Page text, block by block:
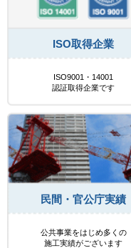
ISO取得企業
ISO9001・14001
認証取得企業です
民間・官公庁実績
公共事業をはじめ多くの
施工実績がございます